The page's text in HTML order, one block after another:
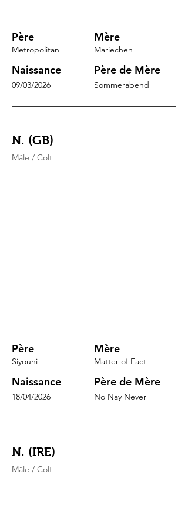
Père
Metropolitan
Naissance
09/03/2026
Mère
Mariechen
Père de Mère
Sommerabend
N. (GB)
Mâle / Colt
Père
Siyouni
Naissance
18/04/2026
Mère
Matter of Fact
Père de Mère
No Nay Never
N. (IRE)
Mâle / Colt